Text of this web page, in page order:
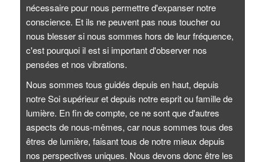
nécessaire pour nous permettre d'expanser notre
conscience. Et ils ne peuvent pas nous toucher ou
nous blesser si nous sommes hors de leur fréquence,
c'est pourquoi il est si important d'observer nos
pensées et nos vibrations.
Nous sommes tous guidés depuis en haut, depuis
notre Soi supérieur et depuis notre esprit ou famille de
lumière. En fin de compte, ce ne sont que d'autres
aspects de nous-mêmes, car nous sommes tous des
êtres de lumière, faisant tous de notre mieux depuis
nos perspectives uniques. Nous devons donc être les